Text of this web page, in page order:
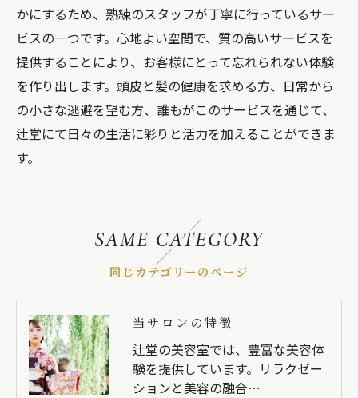
かにするため、熟練のスタッフが丁寧に行っているサー
ビスの一つです。心地よい空間で、質の高いサービスを
提供することにより、お客様にとって忘れられない体験
を作り出します。頭皮と髪の健康を求める方、日常から
の小さな逃避を望む方、誰もがこのサービスを通じて、
辻堂にて日々の生活に彩りと活力を加えることができま
す。
同じカテゴリーのページ
SAME CATEGORY
当サロンの特徴
辻堂の美容室では、豊富な美容体
験を提供しています。リラクゼー
ションと美容の融合…